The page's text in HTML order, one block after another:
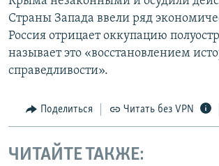
Страны Запада ввели ряд
Россия отрицает оккупацию
называет это «восстановлением
справедливости».​
Поделиться Читать без VPN
ЧИТАЙТЕ ТАКЖЕ: